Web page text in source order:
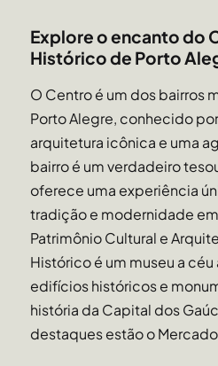
Explore o encanto do
Histórico de Porto
O Centro é um dos bairros
Porto Alegre, conhecido
arquitetura icônica e uma
bairro é um verdadeiro
oferece uma experiência
tradição e modernidade
Patrimônio Cultural e
Histórico é um museu a
edifícios históricos e
história da Capital dos
destaques estão o